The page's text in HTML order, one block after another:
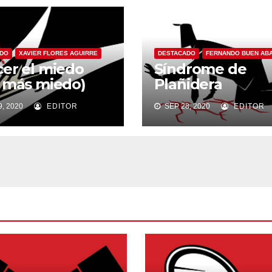
XAVIER FLORES AGUIRRE
el miedo
miedo)
2020 EDITOR
DESTACADO FERNANDO BUEN
Síndrome de
Plañidera
SEP 28, 2020 EDITOR